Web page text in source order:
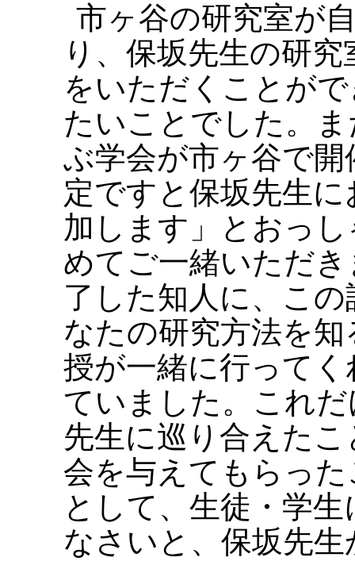
市ヶ谷の研究室が
り、保坂先生の研
をいただくことが
たいことでした。
ぶ学会が市ヶ谷で
定ですと保坂先生
加します」とおっ
めてご一緒いただ
了した知人に、こ
なたの研究方法を
授が一緒に行って
ていました。これ
先生に巡り合えた
会を与えてもらっ
として、生徒・学
なさいと、保坂先